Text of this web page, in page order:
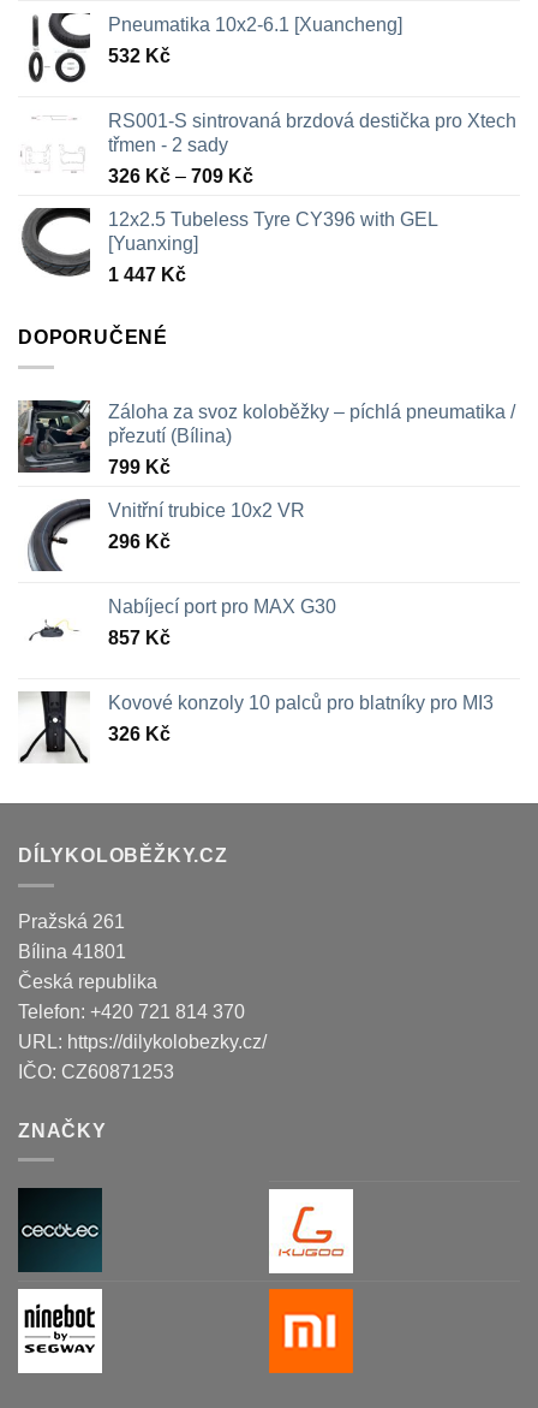
Pneumatika 10x2-6.1 [Xuancheng]
532 Kč
RS001-S sintrovaná brzdová destička pro Xtech
třmen - 2 sady
326 Kč – 709 KčRozpětí
326 Kč
12x2.5 Tubeless Tyre CY396 with GEL
[Yuanxing]
1 447 Kč
DOPORUČENÉ
Záloha za svoz koloběžky – píchlá pneumatika /
přezutí (Bílina)
799 Kč
Vnitřní trubice 10x2 VR
296 Kč
Nabíjecí port pro MAX G30
857 Kč
Kovové konzoly 10 palců pro blatníky pro MI3
326 Kč
DÍLYKOLOBĚŽKY.CZ
Pražská 261
Bílina 41801
Česká republika
Telefon: +420 721 814 370
URL: https://dilykolobezky.cz/
IČO: CZ60871253
ZNAČKY